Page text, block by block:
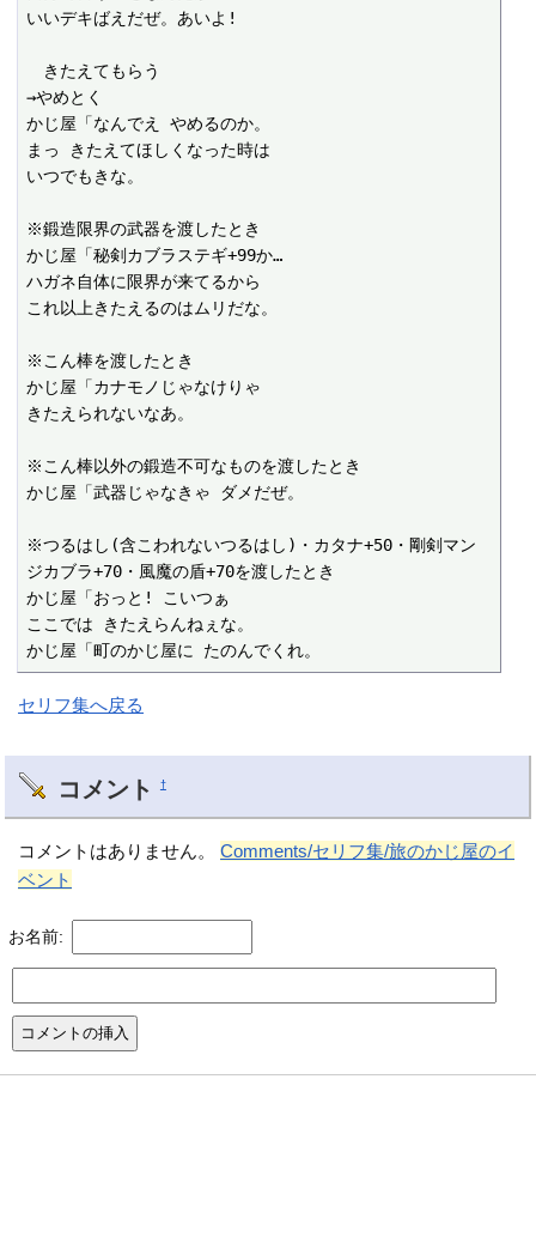
いいデキばえだぜ。あいよ!
きたえてもらう
→やめとく
かじ屋「なんでえ やめるのか。
まっ きたえてほしくなった時は
いつでもきな。
※鍛造限界の武器を渡したとき
かじ屋「秘剣カブラステギ+99か…
ハガネ自体に限界が来てるから
これ以上きたえるのはムリだな。
※こん棒を渡したとき
かじ屋「カナモノじゃなけりゃ
きたえられないなあ。
※こん棒以外の鍛造不可なものを渡したとき
かじ屋「武器じゃなきゃ ダメだぜ。
※つるはし(含こわれないつるはし)・カタナ+50・剛剣マン
ジカブラ+70・風魔の盾+70を渡したとき
かじ屋「おっと! こいつぁ
ここでは きたえらんねぇな。
かじ屋「町のかじ屋に たのんでくれ。
セリフ集へ戻る
コメント †
コメントはありません。Comments/セリフ集/旅のかじ屋のイ
ベント
お名前: